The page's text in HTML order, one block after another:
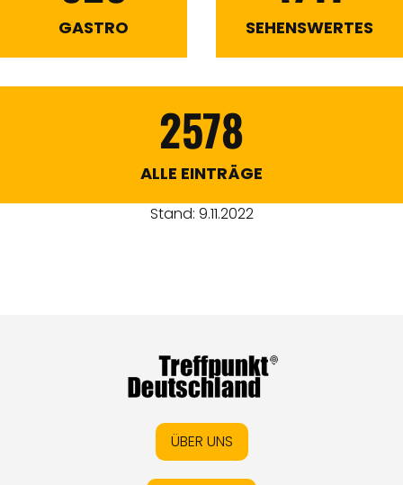
GASTRO SEHENSWERTES
2578
ALLE EINTRÄGE
Stand: 9.11.2022
ÜBER UNS